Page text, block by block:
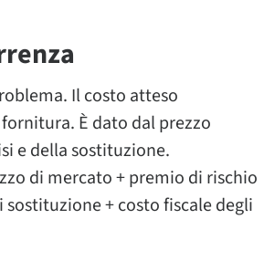
Il costo atteso
È dato dal prezzo
e della sostituzione.
di mercato + premio di rischio
+ costo fiscale degli